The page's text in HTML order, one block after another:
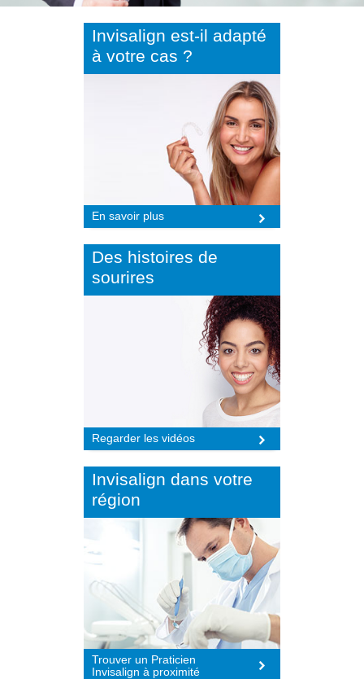
Invisalign est-il adapté
à votre cas ?
En savoir plus
Des histoires de
sourires
Regarder les vidéos
Invisalign dans votre
région
Trouver un Praticien
Invisalign à proximité